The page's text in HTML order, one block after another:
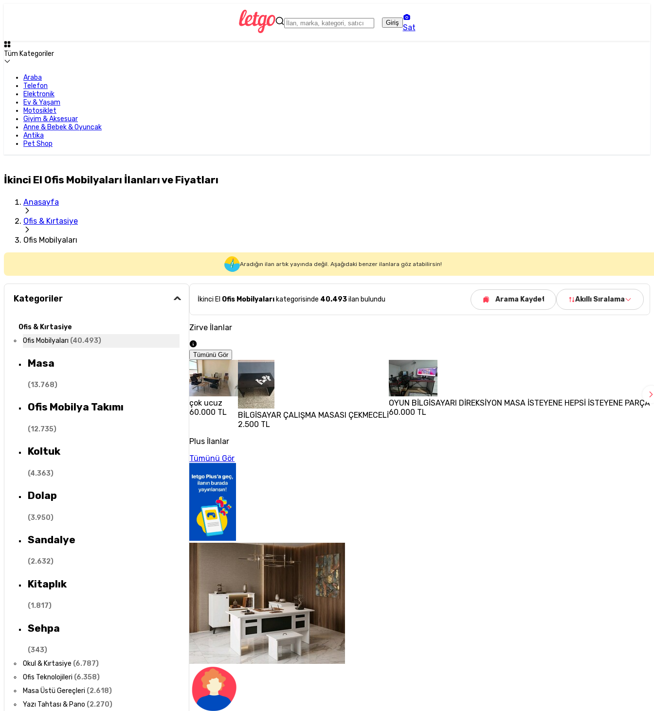
Giriş
Sat
Tüm Kategoriler
Araba
Telefon
Elektronik
Ev & Yaşam
Motosiklet
Giyim & Aksesuar
Anne & Bebek & Oyuncak
Antika
Pet Shop
İkinci El Ofis Mobilyaları İlanları ve Fiyatları
Anasayfa
Ofis & Kırtasiye
Ofis Mobilyaları
Aradığın ilan artık yayında değil. Aşağıdaki benzer ilanlara göz atabilirsin!
Kategoriler
Ofis & Kırtasiye
Ofis Mobilyaları (40.493)
Masa
(13.768)
Ofis Mobilya Takımı
(12.735)
Koltuk
(4.363)
Dolap
(3.950)
Sandalye
(2.632)
Kitaplık
(1.817)
Sehpa
(343)
Okul & Kırtasiye (6.787)
Ofis Teknolojileri (6.358)
Masa Üstü Gereçleri (2.618)
Yazı Tahtası & Pano (2.270)
İkinci El Ofis Mobilyaları kategorisinde 40.493ilan bulundu Arama Kaydet Akıllı Sıralama
Zirve İlanlar
Tümünü Gör
çok ucuz
60.000 TL
BİLGİSAYAR ÇALIŞMA MASASI ÇEKMECELİ
2.500 TL
OYUN BİLGİSAYARI DİREKSİYON MASA İSTEYENE HEPSİ İSTEYENE PARÇA
60.000 TL
Plus İlanlar
Tümünü Gör